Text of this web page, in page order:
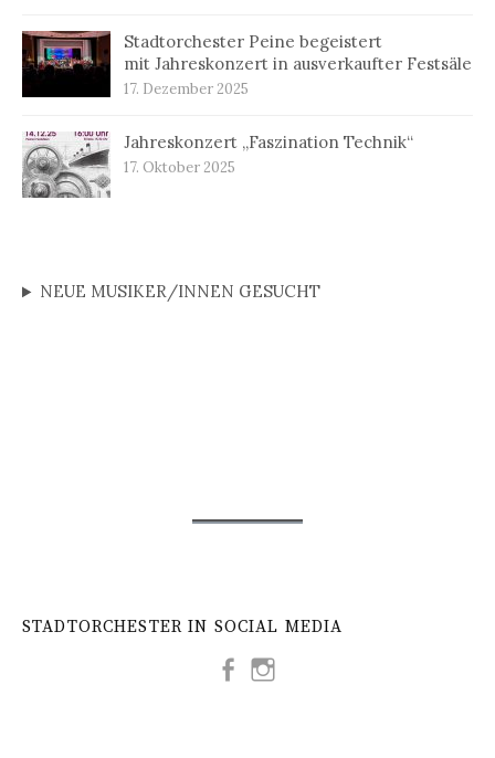
Stadtorchester Peine begeistert
mit Jahreskonzert in ausverkaufter Festsäle
17. Dezember 2025
Jahreskonzert „Faszination Technik“
17. Oktober 2025
NEUE MUSIKER/INNEN GESUCHT
STADTORCHESTER IN SOCIAL MEDIA